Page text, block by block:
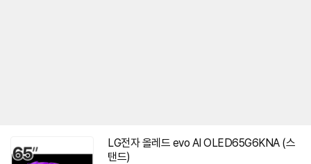
LG전자올레드 evo AI OLED65G6KNA (스
탠드)